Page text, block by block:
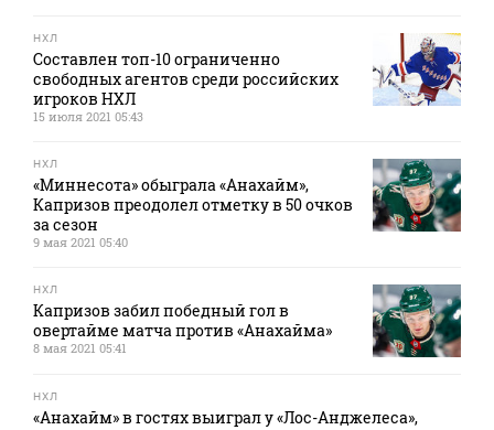
НХЛ
Составлен топ-10 ограниченно
свободных агентов среди российских
игроков НХЛ
15 июля 2021 05:43
НХЛ
«Миннесота» обыграла «Анахайм»,
Капризов преодолел отметку в 50 очков
за сезон
9 мая 2021 05:40
НХЛ
Капризов забил победный гол в
овертайме матча против «Анахайма»
8 мая 2021 05:41
НХЛ
«Анахайм» в гостях выиграл у «Лос-Анджелеса»,